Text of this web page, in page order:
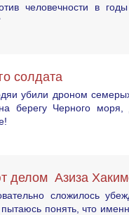
человечности в
солдата
убили дроном
берегу Черного моря,
делом Азиза
сложилось
понять, что